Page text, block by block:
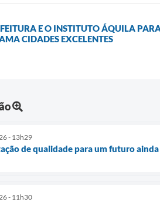
E O INSTITUTO ÁQUILA
CIDADES EXCELENTES
- 13h29
de qualidade para um futuro
- 11h30